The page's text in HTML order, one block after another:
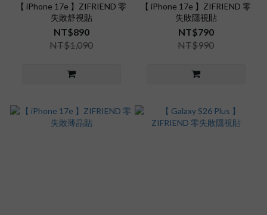
【 iPhone 17e 】ZIFRIEND 零
失敗舒視貼
NT$890
NT$1,090
【 iPhone 17e 】ZIFRIEND 零
失敗隱視貼
NT$790
NT$990